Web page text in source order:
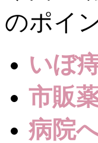
のポイ
いぼ
市販
病院